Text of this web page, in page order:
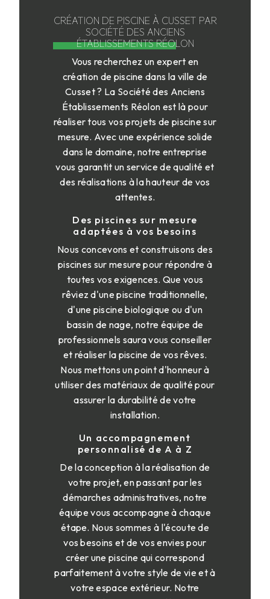
CRÉATION DE PISCINE À CUSSET PAR
SOCIÉTÉ DES ANCIENS
ÉTABLISSEMENTS RÉOLON
Vous recherchez un expert en
création de piscine dans la ville de
Cusset ? La Société des Anciens
Établissements Réolon est là pour
réaliser tous vos projets de piscine sur
mesure. Avec une expérience solide
dans le domaine, notre entreprise
vous garantit un service de qualité et
des réalisations à la hauteur de vos
attentes.
Des piscines sur mesure
adaptées à vos besoins
Nous concevons et construisons des
piscines sur mesure pour répondre à
toutes vos exigences. Que vous
rêviez d'une piscine traditionnelle,
d'une piscine biologique ou d'un
bassin de nage, notre équipe de
professionnels saura vous conseiller
et réaliser la piscine de vos rêves.
Nous mettons un point d'honneur à
utiliser des matériaux de qualité pour
assurer la durabilité de votre
installation.
Un accompagnement
personnalisé de A à Z
De la conception à la réalisation de
votre projet, en passant par les
démarches administratives, notre
équipe vous accompagne à chaque
étape. Nous sommes à l'écoute de
vos besoins et de vos envies pour
créer une piscine qui correspond
parfaitement à votre style de vie et à
votre espace extérieur. Notre